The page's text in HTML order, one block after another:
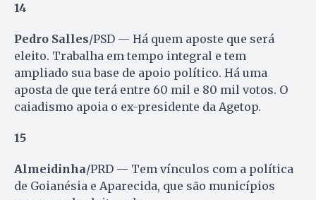
14
Pedro Salles/PSD — Há quem aposte que será
eleito. Trabalha em tempo integral e tem
ampliado sua base de apoio político. Há uma
aposta de que terá entre 60 mil e 80 mil votos. O
caiadismo apoia o ex-presidente da Agetop.
15
Almeidinha/PRD — Tem vínculos com a política
de Goianésia e Aparecida, que são municípios